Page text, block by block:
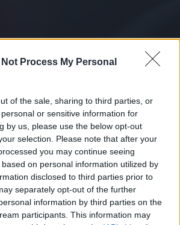
Not Process My Personal
of the sale, sharing to third parties, or
or sensitive information for
by us, please use the below opt-out
selection. Please note that after your
you may continue seeing
on personal information utilized by
disclosed to third parties prior to
separately opt-out of the further
information by third parties on the
participants. This information may